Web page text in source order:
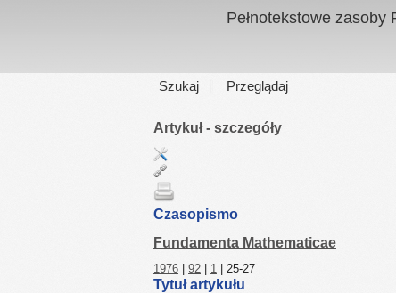
Pełnotekstowe
Szukaj Przeglądaj
Artykuł - szczegóły
Czasopismo
Fundamenta Mathematicae
1976 92 1 | 25-27
Tytuł artykułu